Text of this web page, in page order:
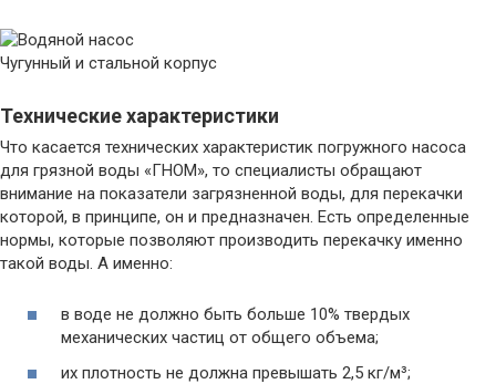
Чугунный и стальной корпус
Технические характеристики
Что касается технических характеристик погружного насоса
для грязной воды «ГНОМ», то специалисты обращают
внимание на показатели загрязненной воды, для перекачки
которой, в принципе, он и предназначен. Есть определенные
нормы, которые позволяют производить перекачку именно
такой воды. А именно:
в воде не должно быть больше 10% твердых
механических частиц от общего объема;
их плотность не должна превышать 2,5 кг/м³;